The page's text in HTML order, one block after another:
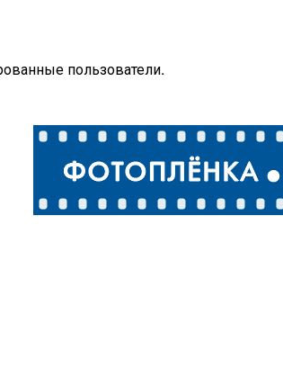
пользователи.